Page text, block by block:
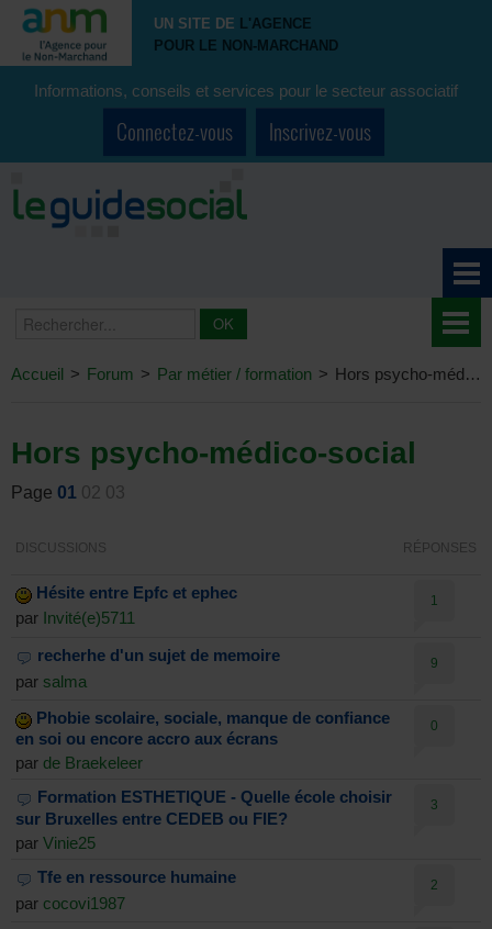
UN SITE DE L'AGENCE
POUR LE NON-MARCHAND
Informations, conseils et services pour le secteur associatif
Connectez-vous Inscrivez-vous
Accueil > Forum > Par métier / formation > Hors psycho-médico-social
Hors psycho-médico-social
Page 01 02 03
DISCUSSIONS RÉPONSES
Hésite entre Epfc et ephec
par Invité(e)5711
1
recherhe d'un sujet de memoire
par salma
9
Phobie scolaire, sociale, manque de confiance
en soi ou encore accro aux écrans
par de Braekeleer
0
Formation ESTHETIQUE - Quelle école choisir
sur Bruxelles entre CEDEB ou FIE?
par Vinie25
3
Tfe en ressource humaine
par cocovi1987
2